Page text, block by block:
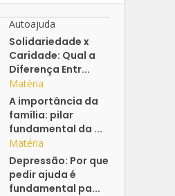
Autoajuda
Solidariedade x
Caridade: Qual a
Diferença Entr...
Matéria
A importância da
família: pilar
fundamental da ...
Matéria
Depressão: Por que
pedir ajuda é
fundamental pa...